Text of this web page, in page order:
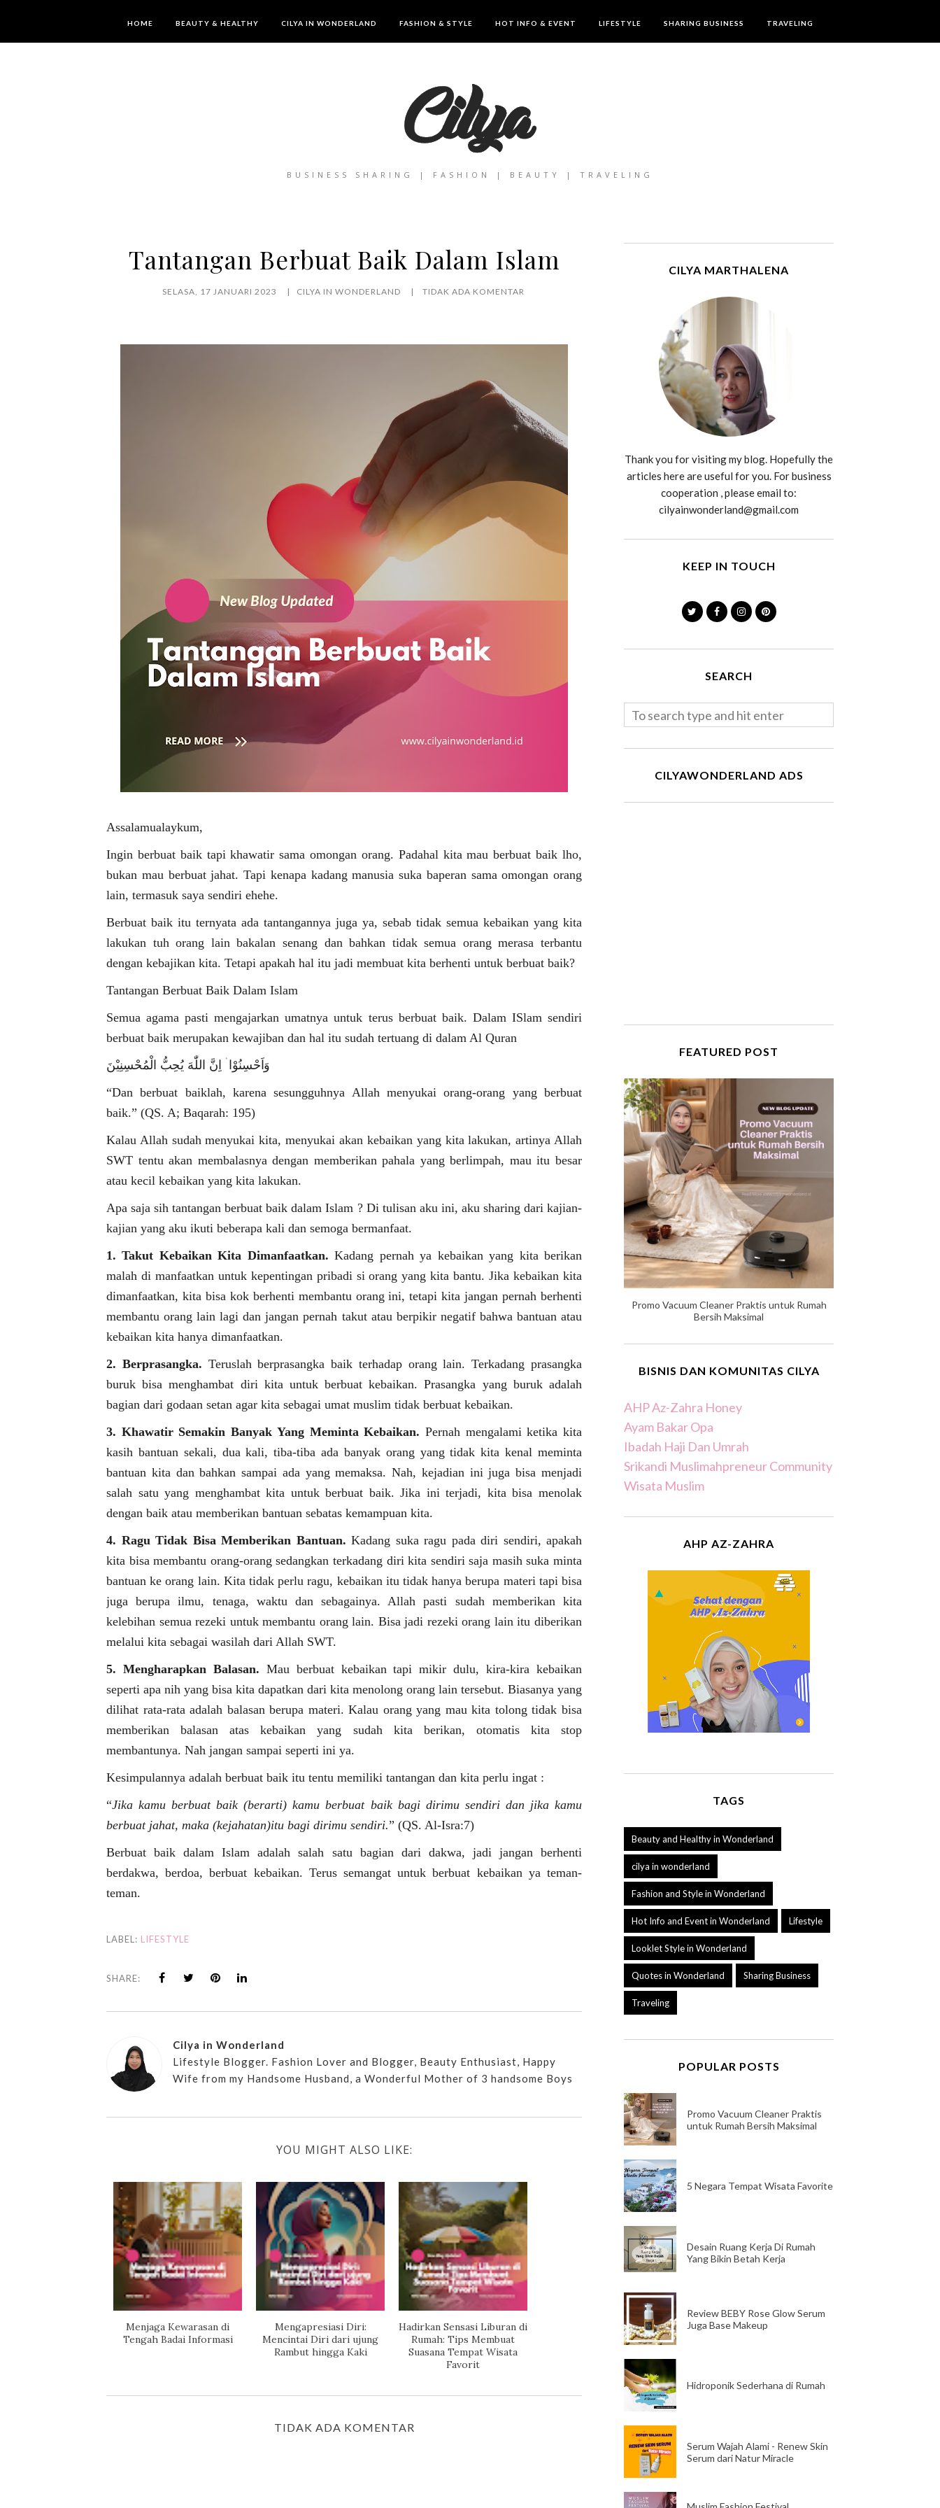
HOME BEAUTY & HEALTHY CILYA IN WONDERLAND FASHION & STYLE HOT INFO & EVENT LIFESTYLE SHARING BUSINESS TRAVELING
BUSINESS SHARING | FASHION | BEAUTY | TRAVELING
Tantangan Berbuat Baik Dalam Islam
SELASA, 17 JANUARI 2023 CILYA IN WONDERLAND TIDAK ADA KOMENTAR
Assalamualaykum,
Ingin berbuat baik tapi khawatir sama omongan orang. Padahal kita mau berbuat baik lho,
bukan mau berbuat jahat. Tapi kenapa kadang manusia suka baperan sama omongan orang
lain, termasuk saya sendiri ehehe.
Berbuat baik itu ternyata ada tantangannya juga ya, sebab tidak semua kebaikan yang kita
lakukan tuh orang lain bakalan senang dan bahkan tidak semua orang merasa terbantu
dengan kebajikan kita. Tetapi apakah hal itu jadi membuat kita berhenti untuk berbuat baik?
Tantangan Berbuat Baik Dalam Islam
Semua agama pasti mengajarkan umatnya untuk terus berbuat baik. Dalam ISlam sendiri
berbuat baik merupakan kewajiban dan hal itu sudah tertuang di dalam Al Quran
وَاَحْسِنُوْا ۛ اِنَّ اللّٰهَ يُحِبُّ الْمُحْسِنِيْنَ
“Dan berbuat baiklah, karena sesungguhnya Allah menyukai orang-orang yang berbuat
baik.” (QS. A; Baqarah: 195)
Kalau Allah sudah menyukai kita, menyukai akan kebaikan yang kita lakukan, artinya Allah
SWT tentu akan membalasnya dengan memberikan pahala yang berlimpah, mau itu besar
atau kecil kebaikan yang kita lakukan.
Apa saja sih tantangan berbuat baik dalam Islam ? Di tulisan aku ini, aku sharing dari kajian-
kajian yang aku ikuti beberapa kali dan semoga bermanfaat.
1. Takut Kebaikan Kita Dimanfaatkan. Kadang pernah ya kebaikan yang kita berikan
malah di manfaatkan untuk kepentingan pribadi si orang yang kita bantu. Jika kebaikan kita
dimanfaatkan, kita bisa kok berhenti membantu orang ini, tetapi kita jangan pernah berhenti
membantu orang lain lagi dan jangan pernah takut atau berpikir negatif bahwa bantuan atau
kebaikan kita hanya dimanfaatkan.
2. Berprasangka. Teruslah berprasangka baik terhadap orang lain. Terkadang prasangka
buruk bisa menghambat diri kita untuk berbuat kebaikan. Prasangka yang buruk adalah
bagian dari godaan setan agar kita sebagai umat muslim tidak berbuat kebaikan.
3. Khawatir Semakin Banyak Yang Meminta Kebaikan. Pernah mengalami ketika kita
kasih bantuan sekali, dua kali, tiba-tiba ada banyak orang yang tidak kita kenal meminta
bantuan kita dan bahkan sampai ada yang memaksa. Nah, kejadian ini juga bisa menjadi
salah satu yang menghambat kita untuk berbuat baik. Jika ini terjadi, kita bisa menolak
dengan baik atau memberikan bantuan sebatas kemampuan kita.
4. Ragu Tidak Bisa Memberikan Bantuan. Kadang suka ragu pada diri sendiri, apakah
kita bisa membantu orang-orang sedangkan terkadang diri kita sendiri saja masih suka minta
bantuan ke orang lain. Kita tidak perlu ragu, kebaikan itu tidak hanya berupa materi tapi bisa
juga berupa ilmu, tenaga, waktu dan sebagainya. Allah pasti sudah memberikan kita
kelebihan semua rezeki untuk membantu orang lain. Bisa jadi rezeki orang lain itu diberikan
melalui kita sebagai wasilah dari Allah SWT.
5. Mengharapkan Balasan. Mau berbuat kebaikan tapi mikir dulu, kira-kira kebaikan
seperti apa nih yang bisa kita dapatkan dari kita menolong orang lain tersebut. Biasanya yang
dilihat rata-rata adalah balasan berupa materi. Kalau orang yang mau kita tolong tidak bisa
memberikan balasan atas kebaikan yang sudah kita berikan, otomatis kita stop
membantunya. Nah jangan sampai seperti ini ya.
Kesimpulannya adalah berbuat baik itu tentu memiliki tantangan dan kita perlu ingat :
“Jika kamu berbuat baik (berarti) kamu berbuat baik bagi dirimu sendiri dan jika kamu
berbuat jahat, maka (kejahatan)itu bagi dirimu sendiri.” (QS. Al-Isra:7)
Berbuat baik dalam Islam adalah salah satu bagian dari dakwa, jadi jangan berhenti
berdakwa, berdoa, berbuat kebaikan. Terus semangat untuk berbuat kebaikan ya teman-
teman.
LABEL: LIFESTYLE
SHARE:
Cilya in Wonderland
Lifestyle Blogger. Fashion Lover and Blogger, Beauty Enthusiast, Happy
Wife from my Handsome Husband, a Wonderful Mother of 3 handsome Boys
YOU MIGHT ALSO LIKE:
Menjaga Kewarasan di
Tengah Badai Informasi
Mengapresiasi Diri:
Mencintai Diri dari ujung
Rambut hingga Kaki
Hadirkan Sensasi Liburan di
Rumah: Tips Membuat
Suasana Tempat Wisata
Favorit
TIDAK ADA KOMENTAR
CILYA MARTHALENA
Thank you for visiting my blog. Hopefully the
articles here are useful for you. For business
cooperation , please email to:
cilyainwonderland@gmail.com
KEEP IN TOUCH
SEARCH
CILYAWONDERLAND ADS
FEATURED POST
Promo Vacuum Cleaner Praktis untuk Rumah
Bersih Maksimal
BISNIS DAN KOMUNITAS CILYA
AHP Az-Zahra Honey
Ayam Bakar Opa
Ibadah Haji Dan Umrah
Srikandi Muslimahpreneur Community
Wisata Muslim
AHP AZ-ZAHRA
TAGS
Beauty and Healthy in Wonderland
cilya in wonderland
Fashion and Style in Wonderland
Hot Info and Event in Wonderland Lifestyle
Looklet Style in Wonderland
Quotes in Wonderland Sharing Business
Traveling
POPULAR POSTS
Promo Vacuum Cleaner Praktis
untuk Rumah Bersih Maksimal
5 Negara Tempat Wisata Favorite
Desain Ruang Kerja Di Rumah
Yang Bikin Betah Kerja
Review BEBY Rose Glow Serum
Juga Base Makeup
Hidroponik Sederhana di Rumah
Serum Wajah Alami - Renew Skin
Serum dari Natur Miracle